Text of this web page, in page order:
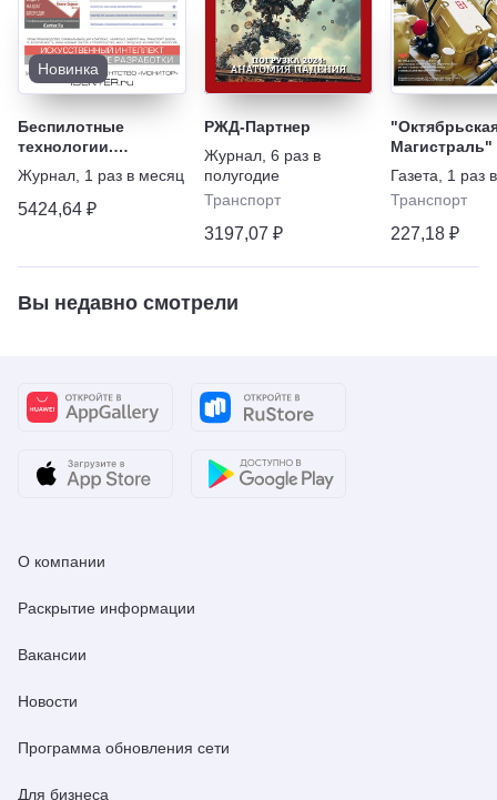
Новинка
Беспилотные
технологии.
Автономные
системы
Журнал 1 раз в месяц
5424,64 ₽
РЖД-Партнер
Журнал 6 раз в
полугодие
Транспорт
3197,07 ₽
Магистраль"
Газета
1 раз
Транспорт
227,18 ₽
Вы недавно смотрели
О компании
Раскрытие информации
Вакансии
Новости
Программа обновления сети
Для бизнеса